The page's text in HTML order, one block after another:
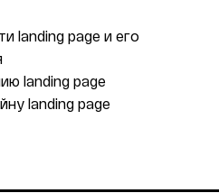
landing page и его
landing page
landing page